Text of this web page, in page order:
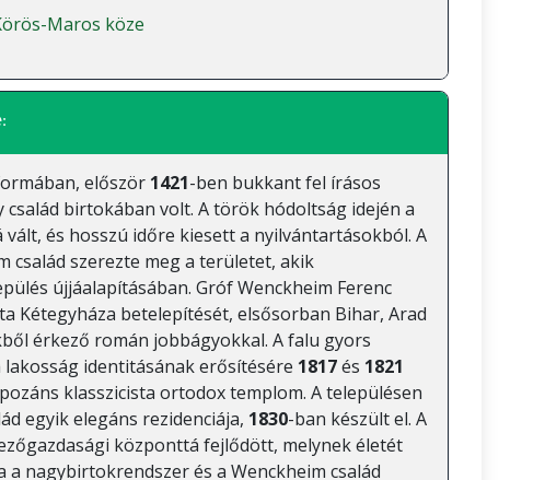
Maros köze
először 1421-ben bukkant fel írásos
birtokában volt. A török hódoltság idején a
és hosszú időre kiesett a nyilvántartásokból. A
család szerezte meg a területet, akik
újjáalapításában. Gróf Wenckheim Ferenc
Kétegyháza betelepítését, elsősorban Bihar, Arad
érkező román jobbágyokkal. A falu gyors
identitásának erősítésére 1817és 1821
klasszicista ortodox templom. A településen
egyik elegáns rezidenciája, 1830-ban készült el. A
központtá fejlődött, melynek életét
nagybirtokrendszer és a Wenckheim család